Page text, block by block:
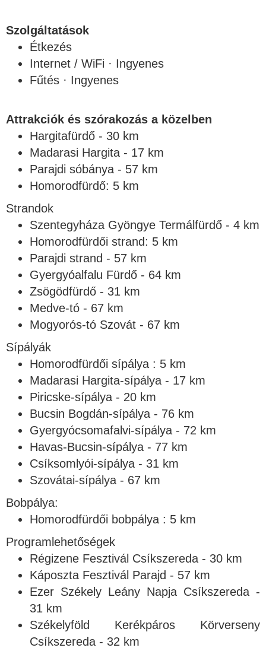
Szolgáltatások
Étkezés
Internet / WiFi · Ingyenes
Fűtés · Ingyenes
Attrakciók és szórakozás a közelben
Hargitafürdő - 30 km
Madarasi Hargita - 17 km
Parajdi sóbánya - 57 km
Homorodfürdő: 5 km
Strandok
Szentegyháza Gyöngye Termálfürdő - 4 km
Homorodfürdői strand: 5 km
Parajdi strand - 57 km
Gyergyóalfalu Fürdő - 64 km
Zsögödfürdő - 31 km
Medve-tó - 67 km
Mogyorós-tó Szovát - 67 km
Sípályák
Homorodfürdői sípálya : 5 km
Madarasi Hargita-sípálya - 17 km
Piricske-sípálya - 20 km
Bucsin Bogdán-sípálya - 76 km
Gyergyócsomafalvi-sípálya - 72 km
Havas-Bucsin-sípálya - 77 km
Csíksomlyói-sípálya - 31 km
Szovátai-sípálya - 67 km
Bobpálya:
Homorodfürdői bobpálya : 5 km
Programlehetőségek
Régizene Fesztivál Csíkszereda - 30 km
Káposzta Fesztivál Parajd - 57 km
Ezer Székely Leány Napja Csíkszereda -
31 km
Székelyföld Kerékpáros Körverseny
Csíkszereda - 32 km